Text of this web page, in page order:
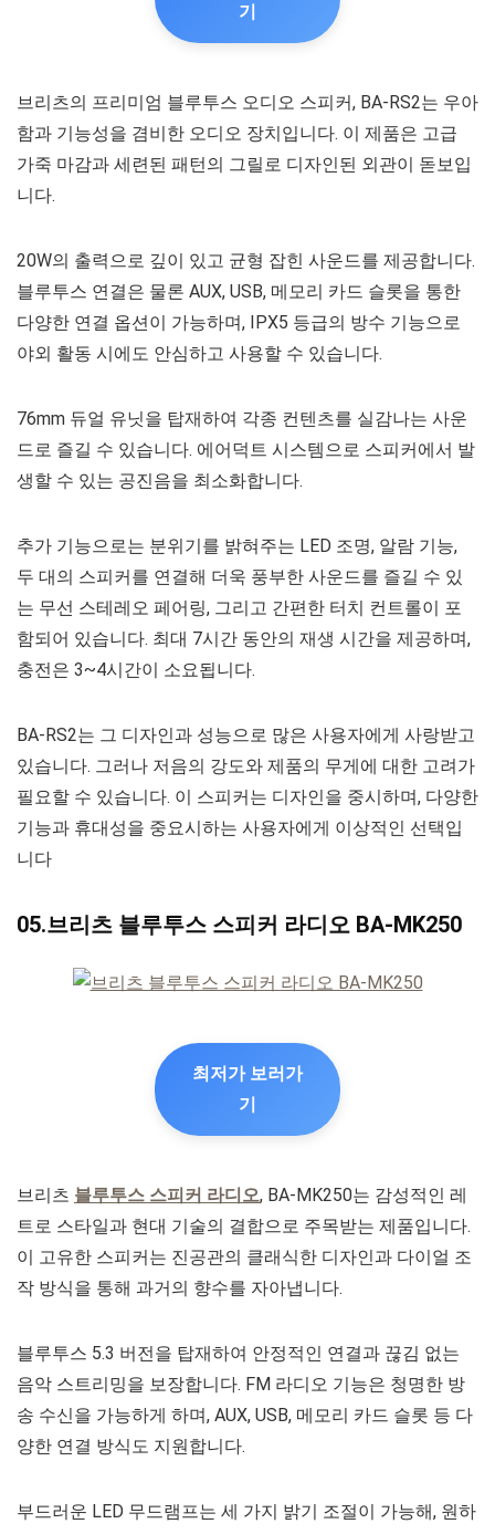
기
브리츠의 프리미엄 블루투스 오디오 스피커, BA-RS2는 우아
함과 기능성을 겸비한 오디오 장치입니다. 이 제품은 고급
가죽 마감과 세련된 패턴의 그릴로 디자인된 외관이 돋보입
니다.
20W의 출력으로 깊이 있고 균형 잡힌 사운드를 제공합니다.
블루투스 연결은 물론 AUX, USB, 메모리 카드 슬롯을 통한
다양한 연결 옵션이 가능하며, IPX5 등급의 방수 기능으로
야외 활동 시에도 안심하고 사용할 수 있습니다.
76mm 듀얼 유닛을 탑재하여 각종 컨텐츠를 실감나는 사운
드로 즐길 수 있습니다. 에어덕트 시스템으로 스피커에서 발
생할 수 있는 공진음을 최소화합니다.
추가 기능으로는 분위기를 밝혀주는 LED 조명, 알람 기능,
두 대의 스피커를 연결해 더욱 풍부한 사운드를 즐길 수 있
는 무선 스테레오 페어링, 그리고 간편한 터치 컨트롤이 포
함되어 있습니다. 최대 7시간 동안의 재생 시간을 제공하며,
충전은 3~4시간이 소요됩니다.
BA-RS2는 그 디자인과 성능으로 많은 사용자에게 사랑받고
있습니다. 그러나 저음의 강도와 제품의 무게에 대한 고려가
필요할 수 있습니다. 이 스피커는 디자인을 중시하며, 다양한
기능과 휴대성을 중요시하는 사용자에게 이상적인 선택입
니다
05.브리츠 블루투스 스피커 라디오 BA-MK250
최저가 보러가
기
브리츠 블루투스 스피커 라디오, BA-MK250는 감성적인 레
트로 스타일과 현대 기술의 결합으로 주목받는 제품입니다.
이 고유한 스피커는 진공관의 클래식한 디자인과 다이얼 조
작 방식을 통해 과거의 향수를 자아냅니다.
블루투스 5.3 버전을 탑재하여 안정적인 연결과 끊김 없는
음악 스트리밍을 보장합니다. FM 라디오 기능은 청명한 방
송 수신을 가능하게 하며, AUX, USB, 메모리 카드 슬롯 등 다
양한 연결 방식도 지원합니다.
부드러운 LED 무드램프는 세 가지 밝기 조절이 가능해, 원하